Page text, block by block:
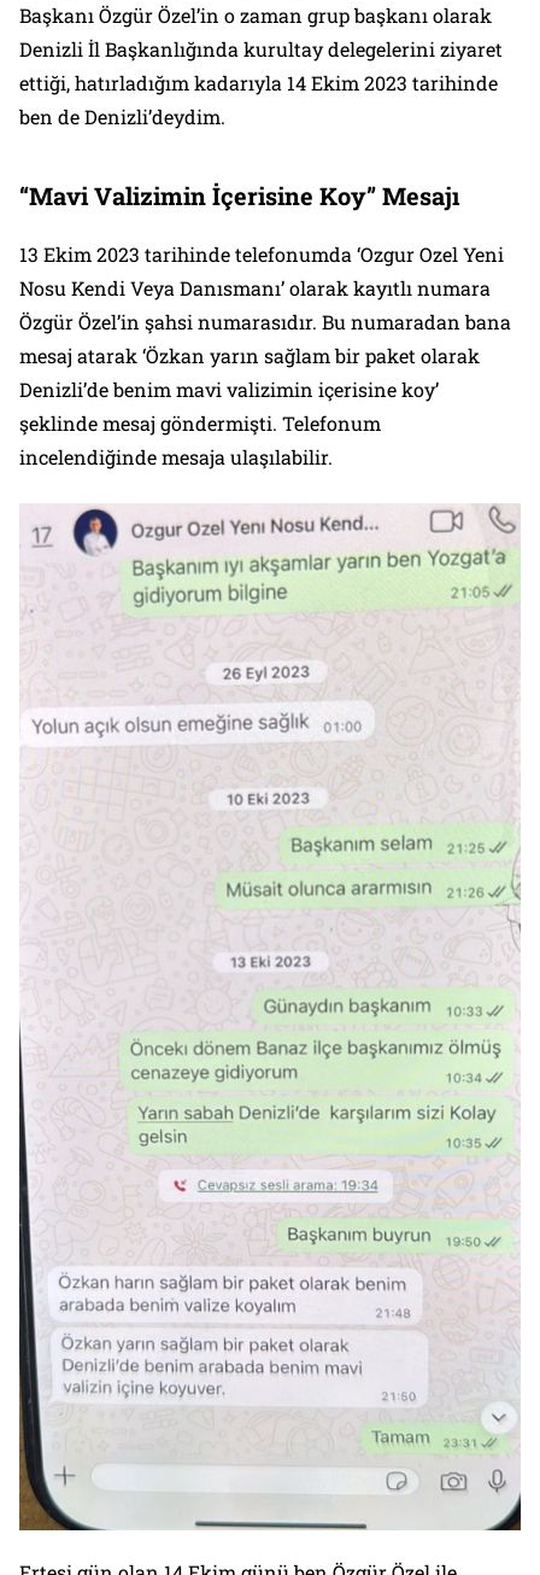
Başkanı Özgür Özel’in o zaman grup başkanı olarak
Denizli İl Başkanlığında kurultay delegelerini ziyaret
ettiği, hatırladığım kadarıyla 14 Ekim 2023 tarihinde
ben de Denizli’deydim.
“Mavi Valizimin İçerisine Koy” Mesajı
13 Ekim 2023 tarihinde telefonumda ‘Ozgur Ozel Yeni
Nosu Kendi Veya Danısmanı’ olarak kayıtlı numara
Özgür Özel’in şahsi numarasıdır. Bu numaradan bana
mesaj atarak ‘Özkan yarın sağlam bir paket olarak
Denizli’de benim mavi valizimin içerisine koy’
şeklinde mesaj göndermişti. Telefonum
incelendiğinde mesaja ulaşılabilir.